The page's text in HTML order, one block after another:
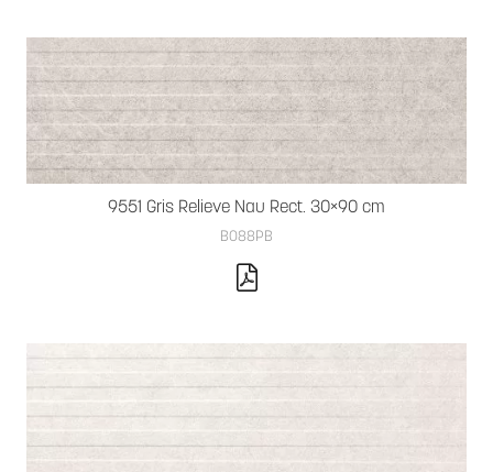
9551 Gris Relieve Nau Rect. 30×90 cm
B088PB